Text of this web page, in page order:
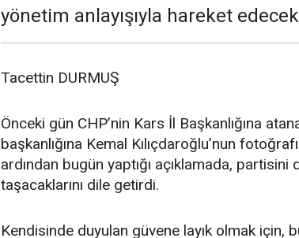
yönetim anlayışıyla hareket
Tacettin DURMUŞ
Önceki gün CHP’nin Kars İl Başkanlığına
başkanlığına Kemal Kılıçdaroğlu’nun
ardından bugün yaptığı açıklamada,
taşacaklarını dile getirdi.
Kendisinde duyulan güvene layık olmak için,